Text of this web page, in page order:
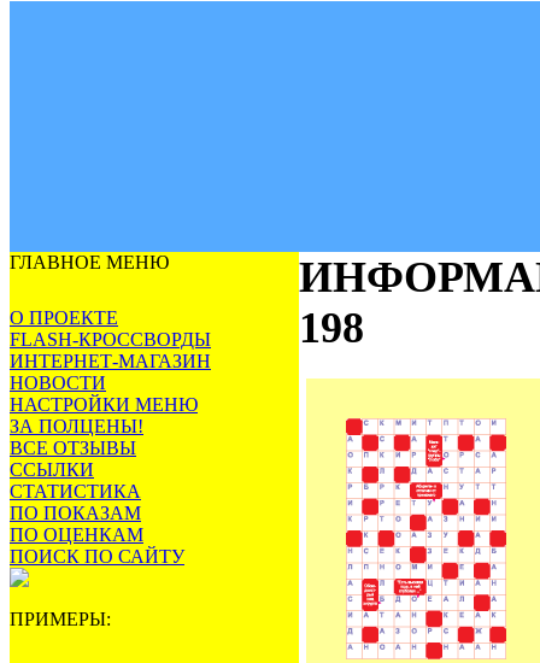
ГЛАВНОЕ МЕНЮ
О ПРОЕКТЕ
FLASH-КРОССВОРДЫ
ИНТЕРНЕТ-МАГАЗИН
НОВОСТИ
НАСТРОЙКИ МЕНЮ
ЗА ПОЛЦЕНЫ!
ВСЕ ОТЗЫВЫ
ССЫЛКИ
СТАТИСТИКА
ПО ПОКАЗАМ
ПО ОЦЕНКАМ
ПОИСК ПО САЙТУ
ПРИМЕРЫ:
198